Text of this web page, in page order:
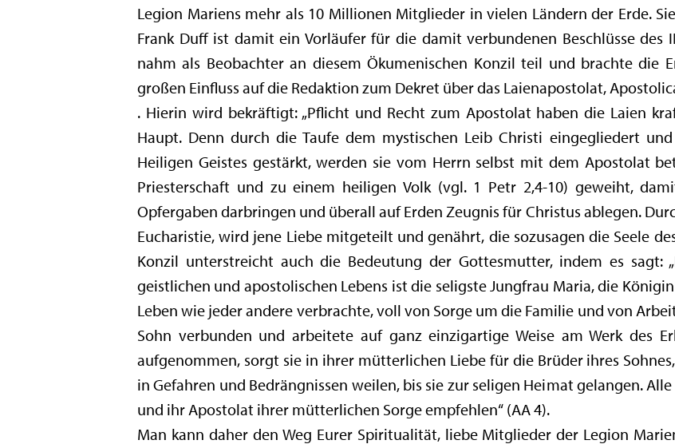
Legion Mariens mehr als 10 Millionen Mitglieder in vielen Ländern der Erde.
Frank Duff ist damit ein Vorläufer für die damit verbundenen Beschlüsse des
nahm als Beobachter an diesem Ökumenischen Konzil teil und brachte die
großen Einfluss auf die Redaktion zum Dekret über das Laienapostolat,
. Hierin wird bekräftigt: „Pflicht und Recht zum Apostolat haben die Laien
Haupt. Denn durch die Taufe dem mystischen Leib Christi eingegliedert
Heiligen Geistes gestärkt, werden sie vom Herrn selbst mit dem Apostolat
Priesterschaft und zu einem heiligen Volk (vgl. 1 Petr 2,4-10) geweiht,
Opfergaben darbringen und überall auf Erden Zeugnis für Christus ablegen.
Eucharistie, wird jene Liebe mitgeteilt und genährt, die sozusagen die Seele
Konzil unterstreicht auch die Bedeutung der Gottesmutter, indem es sagt:
geistlichen und apostolischen Lebens ist die seligste Jungfrau Maria, die
Leben wie jeder andere verbrachte, voll von Sorge um die Familie und von
Sohn verbunden und arbeitete auf ganz einzigartige Weise am Werk des
aufgenommen, sorgt sie in ihrer mütterlichen Liebe für die Brüder ihres
in Gefahren und Bedrängnissen weilen, bis sie zur seligen Heimat gelangen.
und ihr Apostolat ihrer mütterlichen Sorge empfehlen“ (AA 4).
Man kann daher den Weg Eurer Spiritualität, liebe Mitglieder der Legion